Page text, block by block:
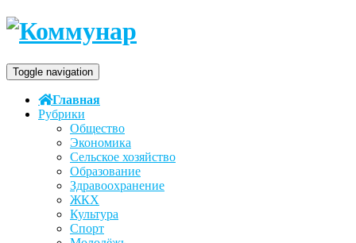
Toggle navigation
Главная
Рубрики
Общество
Экономика
Сельское хозяйство
Образование
Здравоохранение
ЖКХ
Культура
Спорт